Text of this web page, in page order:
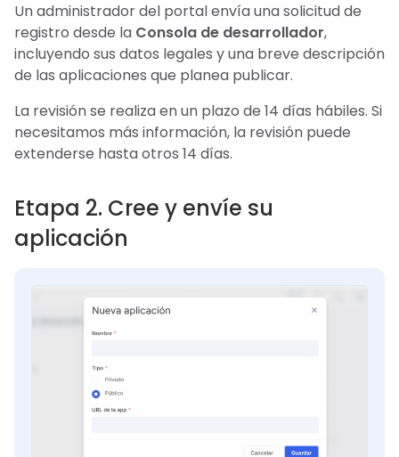
Un administrador del portal envía una solicitud de
registro desde la Consola de desarrollador,
incluyendo sus datos legales y una breve descripción
de las aplicaciones que planea publicar.
La revisión se realiza en un plazo de 14 días hábiles. Si
necesitamos más información, la revisión puede
extenderse hasta otros 14 días.
Etapa 2. Cree y envíe su
aplicación